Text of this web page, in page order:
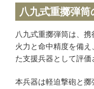
八九式重擲弾筒
八九式重擲弾筒は、
火力と命中精度を備
た支援兵器として評価
本兵器は軽迫撃砲と擲